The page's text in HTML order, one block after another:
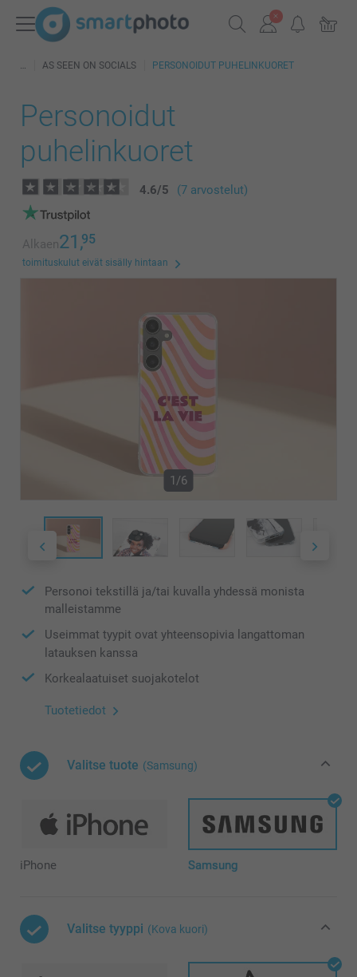
AS SEEN ON SOCIALS PERSONOIDUT PUHELINKUORET
Personoidut
puhelinkuoret
4.6/5 (7 arvostelut)
Alkaen21,95
toimituskulut eivät sisälly hintaan
1/6
Personoi tekstillä ja/tai kuvalla yhdessä monista
malleistamme
Useimmat tyypit ovat yhteensopivia langattoman
latauksen kanssa
Korkealaatuiset suojakotelot
Tuotetiedot
Valitse tuote (Samsung)
iPhone Samsung
Valitse tyyppi (Kova kuori)